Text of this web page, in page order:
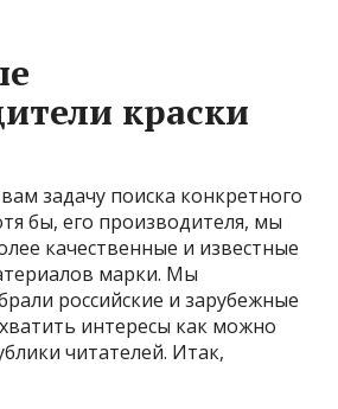
краски
задачу поиска конкретного
бы, его производителя, мы
качественные и известные
марки. Мы
российские и зарубежные
интересы как можно
читателей. Итак,